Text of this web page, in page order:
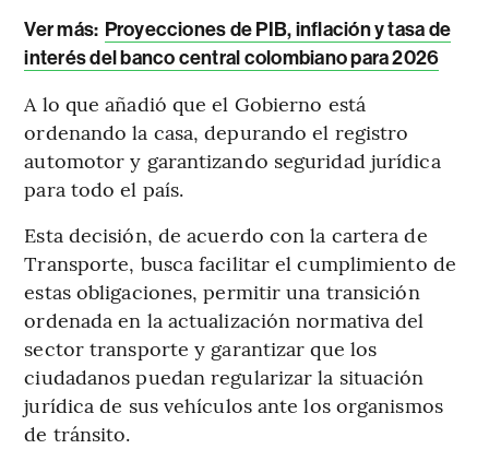
Ver más: Proyecciones de PIB, inflación y tasa de
interés del banco central colombiano para 2026
A lo que añadió que el Gobierno está
ordenando la casa, depurando el registro
automotor y garantizando seguridad jurídica
para todo el país.
Esta decisión, de acuerdo con la cartera de
Transporte, busca facilitar el cumplimiento de
estas obligaciones, permitir una transición
ordenada en la actualización normativa del
sector transporte y garantizar que los
ciudadanos puedan regularizar la situación
jurídica de sus vehículos ante los organismos
de tránsito.